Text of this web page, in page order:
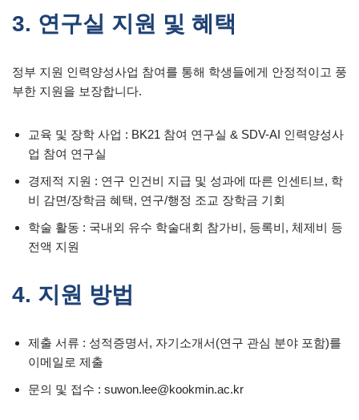
3. 연구실 지원 및 혜택
정부 지원 인력양성사업 참여를 통해 학생들에게 안정적이고 풍
부한 지원을 보장합니다.
교육 및 장학 사업 : BK21 참여 연구실 & SDV-AI 인력양성사
업 참여 연구실
경제적 지원 : 연구 인건비 지급 및 성과에 따른 인센티브, 학
비 감면/장학금 혜택, 연구/행정 조교 장학금 기회
학술 활동 : 국내외 유수 학술대회 참가비, 등록비, 체제비 등
전액 지원
4. 지원 방법
제출 서류 : 성적증명서, 자기소개서(연구 관심 분야 포함)를
이메일로 제출
문의 및 접수 : suwon.lee@kookmin.ac.kr